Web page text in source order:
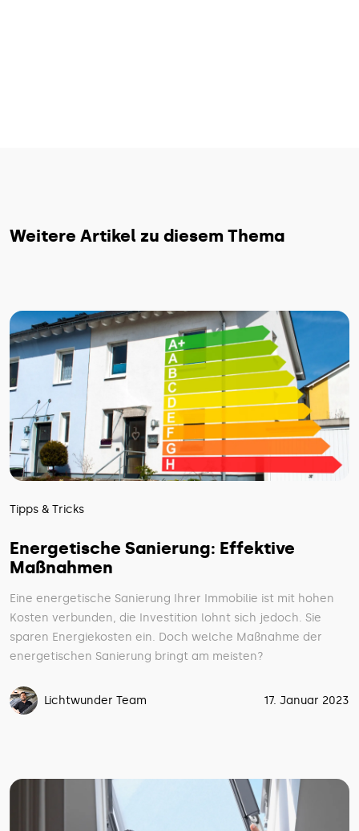
Weitere Artikel zu diesem Thema
Tipps & Tricks
Energetische Sanierung: Effektive
Maßnahmen
Eine energetische Sanierung Ihrer Immobilie ist mit hohen
Kosten verbunden, die Investition lohnt sich jedoch. Sie
sparen Energiekosten ein. Doch welche Maßnahme der
energetischen Sanierung bringt am meisten?
Lichtwunder Team 17. Januar 2023